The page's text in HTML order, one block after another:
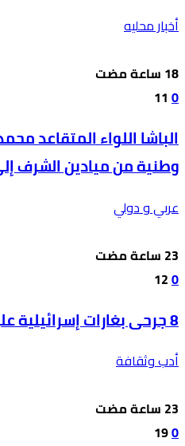
أخبار محليه
0
11
الباشا اللواء المتقاعد
وطنية من ميادين الشرف
عربي و دولي
0
12
8 جرحى بغارات إسرائيلية على جنوب لبنان
أدب وثقافة
0
19